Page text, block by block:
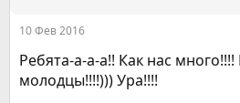
10 Фев 2016
Ребята-а-а-а!! Как нас
молодцы!!!!))) Ура!!!!